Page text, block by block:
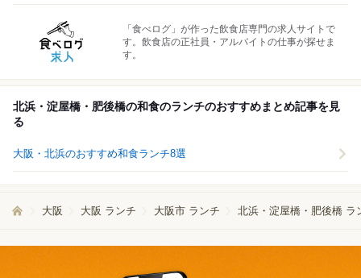
「食べログ」が作った飲食店専門の求人サイトで
す。飲食店の正社員・アルバイトの仕事が探せま
す。
北浜・淀屋橋・肥後橋の和食のランチのおすすめまとめ記事を見
る
大阪・北浜のおすすめ和食ランチ8選
大阪 大阪 ランチ 大阪市 ランチ 北浜・淀屋橋・肥後橋 ラ